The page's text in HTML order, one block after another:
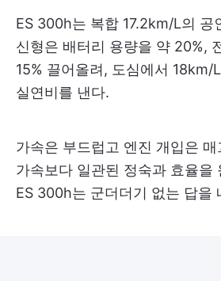
ES 300h는 복합 17.2km/L의 공
신형은 배터리 용량을 약 20%,
15% 끌어올려, 도심에서 18km/
실연비를 낸다.
가속은 부드럽고 엔진 개입은
가속보다 일관된 정숙과 효율을
ES 300h는 군더더기 없는 답을